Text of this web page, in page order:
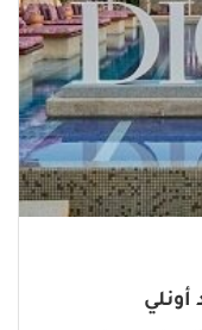
أونلي